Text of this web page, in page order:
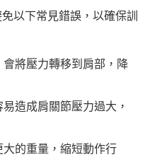
以下常見錯誤，以確保訓
會將壓力轉移到肩部，降
造成肩關節壓力過大，
的重量，縮短動作行